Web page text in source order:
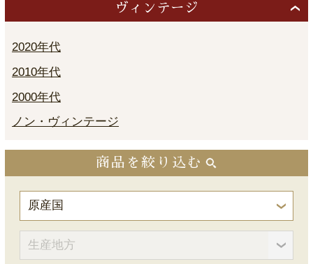
ヴィンテージ
2020年代
2010年代
2000年代
ノン・ヴィンテージ
商品を絞り込む